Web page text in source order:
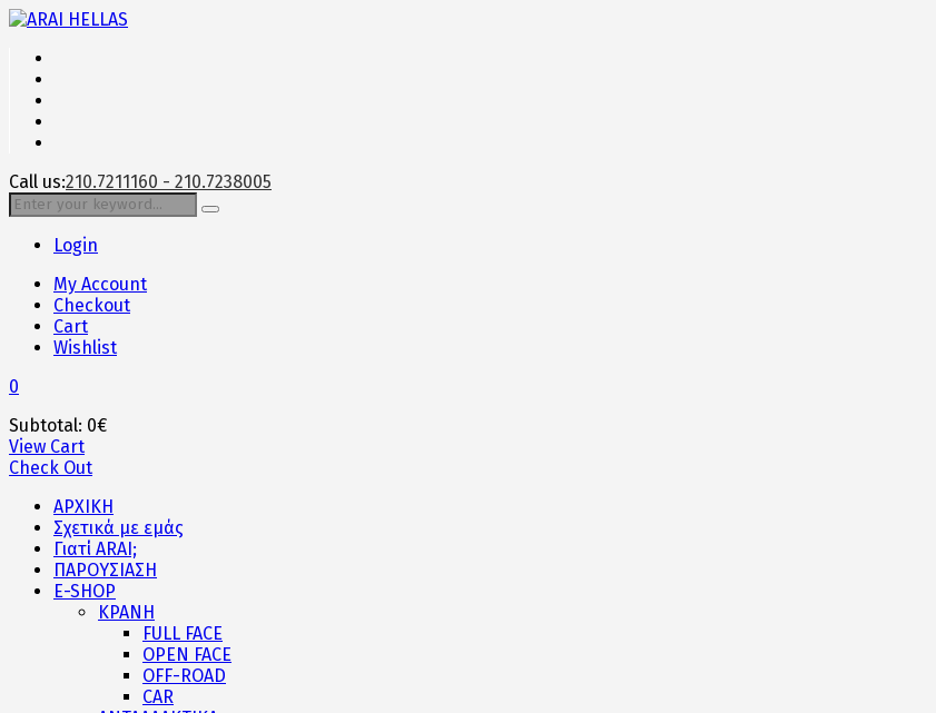
Call us:210.7211160 - 210.7238005
Login
My Account
Checkout
Cart
Wishlist
0
Subtotal: 0€
View Cart
Check Out
ΑΡΧΙΚΗ
Σχετικά με εμάς
Γιατί ARAI;
ΠΑΡΟΥΣΙΑΣΗ
E-SHOP
ΚΡΑΝΗ
FULL FACE
OPEN FACE
OFF-ROAD
CAR